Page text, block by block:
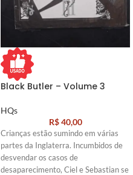
Black Butler – Volume 3
HQs
R$40,00
Crianças estão sumindo em várias
partes da Inglaterra. Incumbidos de
desvendar os casos de
desaparecimento, Ciel e Sebastian se